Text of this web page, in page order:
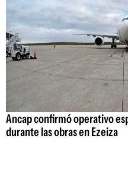
Ancap confirmó operativo
durante las obras en Ezeiza